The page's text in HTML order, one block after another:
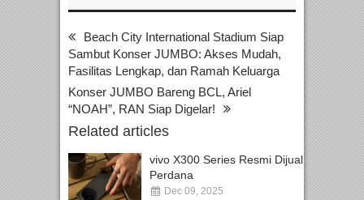
Beach City International Stadium Siap
Sambut Konser JUMBO: Akses Mudah,
Fasilitas Lengkap, dan Ramah Keluarga
Konser JUMBO Bareng BCL, Ariel
“NOAH”, RAN Siap Digelar!
Related articles
vivo X300 Series Resmi Dijual
Perdana
Dec 09, 2025